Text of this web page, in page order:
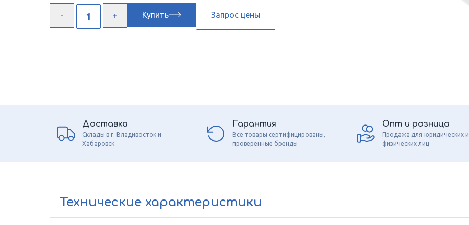
Купить Запрос цены
Доставка
Склады в г. Владивосток и
Хабаровск
Гарантия
Все товары сертифицированы,
проверенные бренды
Опт и розница
Продажа для юридических и
физических лиц
Технические характеристики